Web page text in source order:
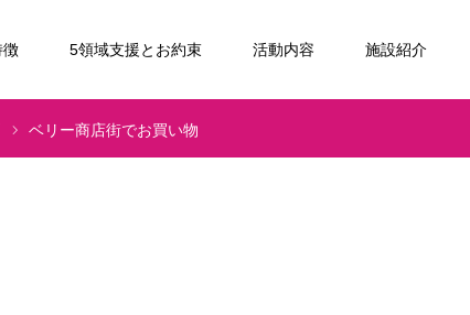
徴 5領域支援とお約束 活動内容 施設紹介
ベリー商店街でお買い物